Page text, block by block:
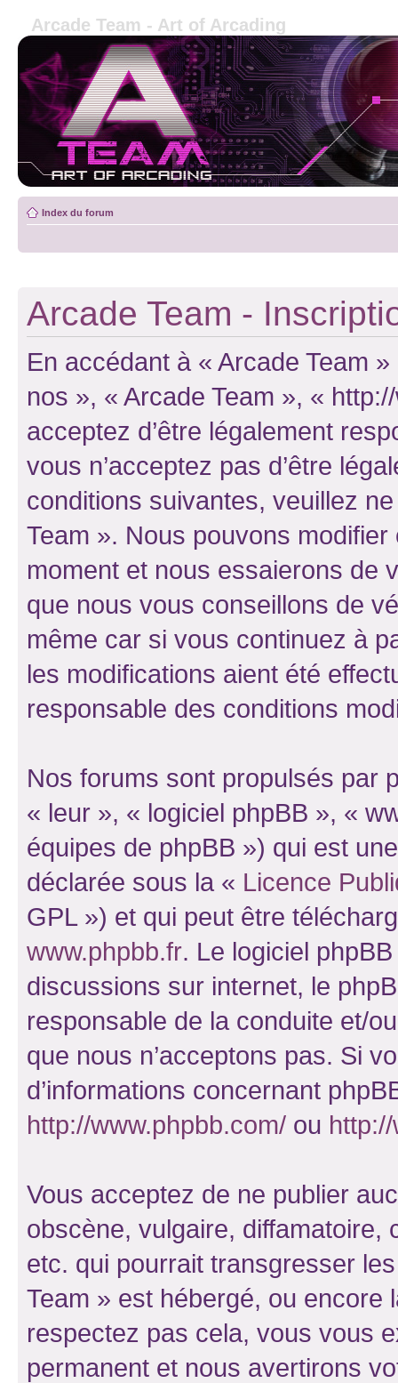
Arcade Team - Art of Arcading
Index du forum
Arcade Team -
En accédant à « Arcade Team
nos », « Arcade Team », «
acceptez d’être légalement
vous n’acceptez pas d’être
conditions suivantes, veuillez
Team ». Nous pouvons
moment et nous essaierons de
que nous vous conseillons de
même car si vous continuez à
les modifications aient été
responsable des conditions
Nos forums sont propulsés par
« leur », « logiciel phpBB », «
équipes de phpBB ») qui est
déclarée sous la « Licence
GPL ») et qui peut être
www.phpbb.fr. Le logiciel
discussions sur internet, le
responsable de la conduite et/
que nous n’acceptons pas. Si
d’informations concernant
http://www.phpbb.com/ ou
Vous acceptez de ne publier
obscène, vulgaire, diffamatoire,
etc. qui pourrait transgresser
Team » est hébergé, ou encore
respectez pas cela, vous vous
permanent et nous avertirons